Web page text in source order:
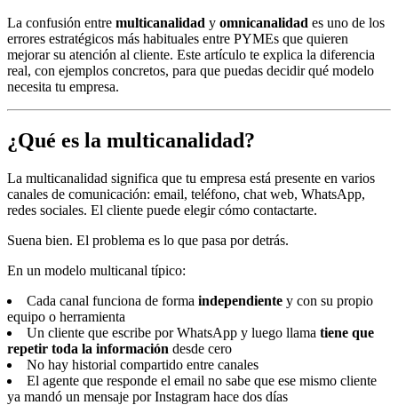
La confusión entre multicanalidad y omnicanalidad es uno de los
errores estratégicos más habituales entre PYMEs que quieren
mejorar su atención al cliente. Este artículo te explica la diferencia
real, con ejemplos concretos, para que puedas decidir qué modelo
necesita tu empresa.
¿Qué es la multicanalidad?
La multicanalidad significa que tu empresa está presente en varios
canales de comunicación: email, teléfono, chat web, WhatsApp,
redes sociales. El cliente puede elegir cómo contactarte.
Suena bien. El problema es lo que pasa por detrás.
En un modelo multicanal típico:
Cada canal funciona de forma independiente y con su propio
equipo o herramienta
Un cliente que escribe por WhatsApp y luego llama tiene que
repetir toda la información desde cero
No hay historial compartido entre canales
El agente que responde el email no sabe que ese mismo cliente
ya mandó un mensaje por Instagram hace dos días